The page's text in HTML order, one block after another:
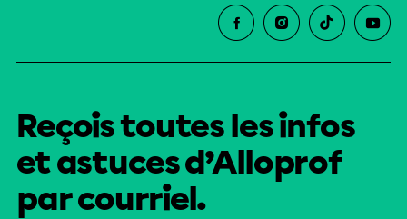
Reçois toutes les infos
et astuces d’Alloprof
par courriel.